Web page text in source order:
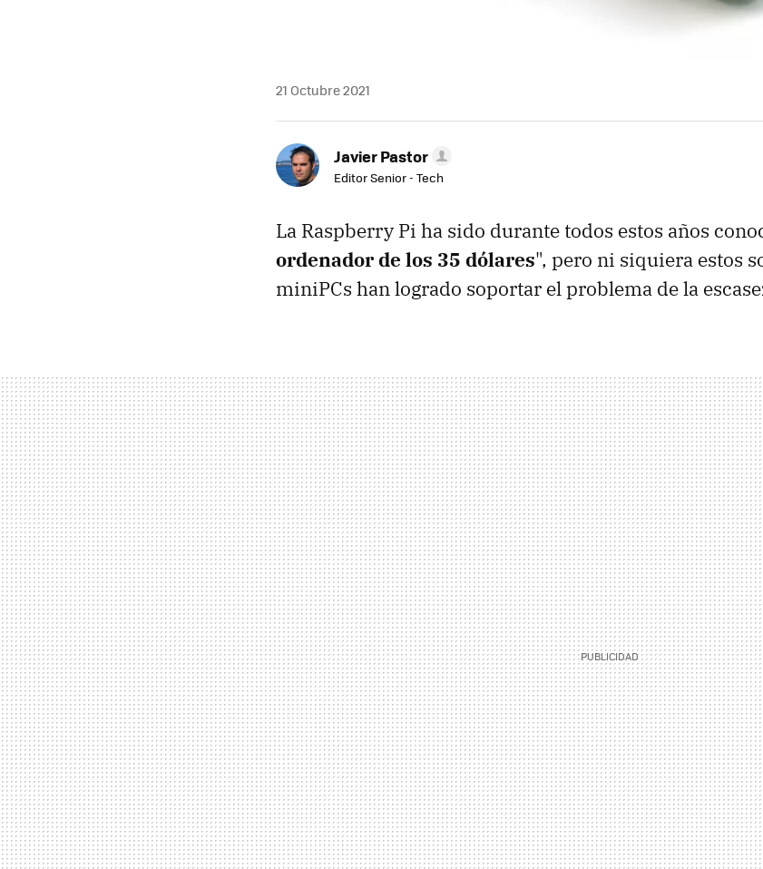
21 Octubre 2021
Javier Pastor
Editor Senior - Tech
La Raspberry Pi ha sido durante todos estos años
ordenador de los 35 dólares", pero ni siquiera estos
miniPCs han logrado soportar el problema de la